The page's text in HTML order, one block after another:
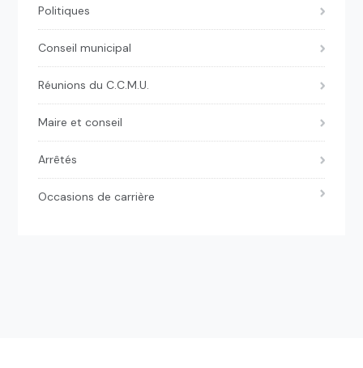
Politiques
Conseil municipal
Réunions du C.C.M.U.
Maire et conseil
Arrêtés
Occasions de carrière